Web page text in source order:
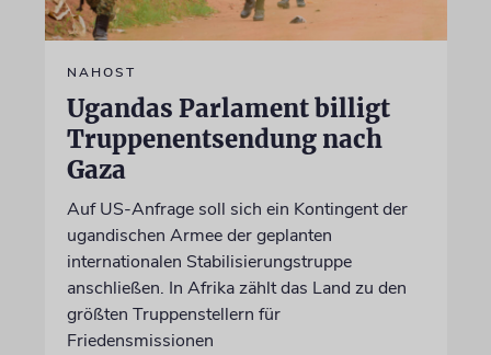
NAHOST
Ugandas Parlament billigt
Truppenentsendung nach
Gaza
Auf US-Anfrage soll sich ein Kontingent der
ugandischen Armee der geplanten
internationalen Stabilisierungstruppe
anschließen. In Afrika zählt das Land zu den
größten Truppenstellern für
Friedensmissionen